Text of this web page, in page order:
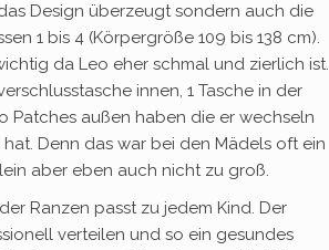
Design überzeugt sondern auch die
1 bis 4 (Körpergröße 109 bis 138 cm).
da Leo eher schmal und zierlich ist.
innen, 1 Tasche in der
Patches außen haben die er wechseln
Denn das war bei den Mädels oft ein
aber eben auch nicht zu groß.
Ranzen passt zu jedem Kind. Der
verteilen und so ein gesundes